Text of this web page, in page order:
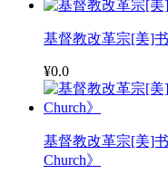
基督教改革宗[美]书
¥0.0
基督教改革宗[美]
Church》